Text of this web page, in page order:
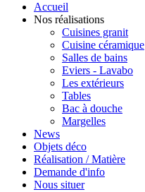
Accueil
Nos réalisations
Cuisines granit
Cuisine céramique
Salles de bains
Eviers - Lavabo
Les extérieurs
Tables
Bac à douche
Margelles
News
Objets déco
Réalisation / Matière
Demande d'info
Nous situer